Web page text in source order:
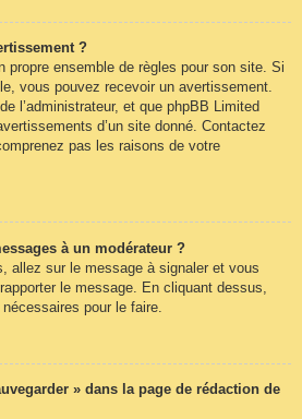
?
propre ensemble de règles pour son site. Si
vous pouvez recevoir un avertissement.
l’administrateur, et que phpBB Limited
d’un site donné. Contactez
pas les raisons de votre
à un modérateur ?
allez sur le message à signaler et vous
le message. En cliquant dessus,
pour le faire.
» dans la page de rédaction de